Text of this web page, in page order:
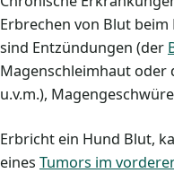
Erbrechen von Blut
sind Entzündungen (der
Magenschleimhaut oder
u.v.m.),
Erbricht ein Hund Blut,
eines Tumors im